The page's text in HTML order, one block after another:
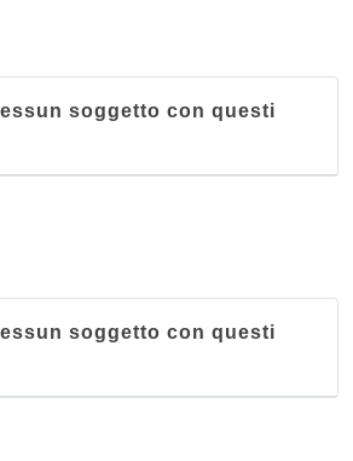
soggetto con questi
soggetto con questi